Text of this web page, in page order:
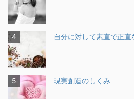
自分に対して素直で正
現実創造のしくみ